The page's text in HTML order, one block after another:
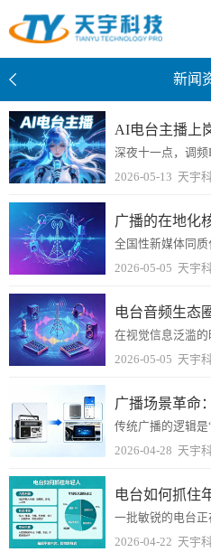
新闻
AI电台主播上
2026-05-13 天宇
广播的在地化
2026-05-05 天宇
电台音频生态
2026-05-05 天宇
2026-04-28 天宇
2026-04-22 天宇